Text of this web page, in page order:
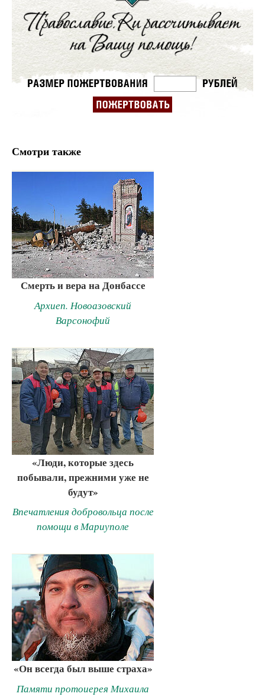
Смотри также
Смерть и вера на Донбассе
Архиеп. Новоазовский
Варсонофий
«Люди, которые здесь
побывали, прежними уже не
будут»
Впечатления добровольца после
помощи в Мариуполе
«Он всегда был выше страха»
Памяти протоиерея Михаила